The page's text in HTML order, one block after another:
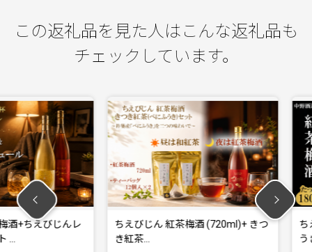
この返礼品を見た人はこんな返礼品も
チェックしています。
びじんレ
ちえびじん 紅茶梅酒 (720ml)+ きつ
ちえびじ
うき茶葉